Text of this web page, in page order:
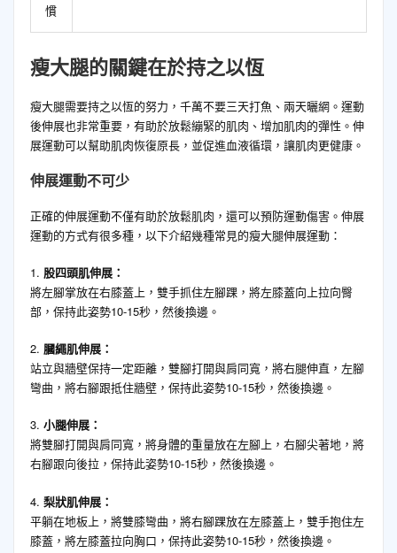
慣
瘦大腿的關鍵在於持之以恆
瘦大腿需要持之以恆的努力，千萬不要三天打魚、兩天曬網。運動
後伸展也非常重要，有助於放鬆繃緊的肌肉、增加肌肉的彈性。伸
展運動可以幫助肌肉恢復原長，並促進血液循環，讓肌肉更健康。
伸展運動不可少
正確的伸展運動不僅有助於放鬆肌肉，還可以預防運動傷害。伸展
運動的方式有很多種，以下介紹幾種常見的瘦大腿伸展運動：
1. 股四頭肌伸展：
將左腳掌放在右膝蓋上，雙手抓住左腳踝，將左膝蓋向上拉向臀
部，保持此姿勢10-15秒，然後換邊。
2. 膕繩肌伸展：
站立與牆壁保持一定距離，雙腳打開與肩同寬，將右腿伸直，左腳
彎曲，將右腳跟抵住牆壁，保持此姿勢10-15秒，然後換邊。
3. 小腿伸展：
將雙腳打開與肩同寬，將身體的重量放在左腳上，右腳尖著地，將
右腳跟向後拉，保持此姿勢10-15秒，然後換邊。
4. 梨狀肌伸展：
平躺在地板上，將雙膝彎曲，將右腳踝放在左膝蓋上，雙手抱住左
膝蓋，將左膝蓋拉向胸口，保持此姿勢10-15秒，然後換邊。